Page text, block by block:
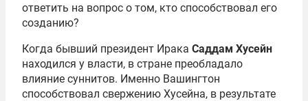
ответить на вопрос о том, кто способствовал его
созданию?
Когда бывший президент Ирака Саддам Хусейн
находился у власти, в стране преобладало
влияние суннитов. Именно Вашингтон
способствовал свержению Хусейна, в результате